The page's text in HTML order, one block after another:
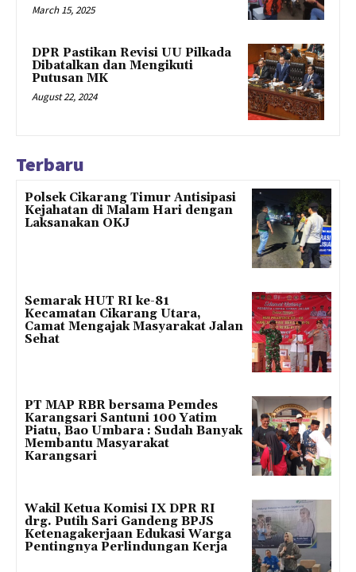
March 15, 2025
DPR Pastikan Revisi UU Pilkada
Dibatalkan dan Mengikuti
Putusan MK
August 22, 2024
Terbaru
Polsek Cikarang Timur Antisipasi
Kejahatan di Malam Hari dengan
Laksanakan OKJ
Semarak HUT RI ke-81
Kecamatan Cikarang Utara,
Camat Mengajak Masyarakat Jalan
Sehat
PT MAP RBR bersama Pemdes
Karangsari Santuni 100 Yatim
Piatu, Bao Umbara : Sudah Banyak
Membantu Masyarakat
Karangsari
Wakil Ketua Komisi IX DPR RI
drg. Putih Sari Gandeng BPJS
Ketenagakerjaan Edukasi Warga
Pentingnya Perlindungan Kerja